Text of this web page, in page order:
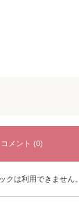
コメント (0)
クは利用できません。